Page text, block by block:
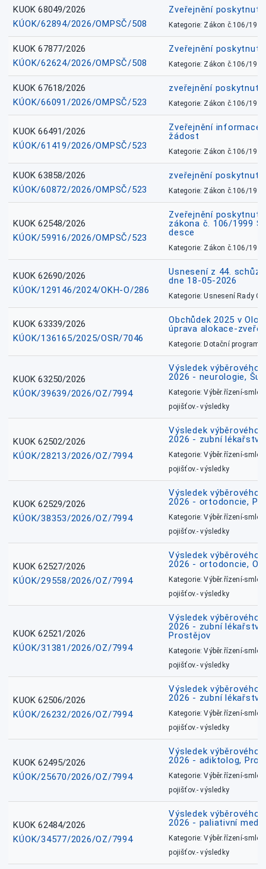
KUOK 68049/2026
KÚOK/62894/2026/OMPSČ/508
Zveřejnění
Kategorie: Zákon č.106/1999
KUOK 67877/2026
KÚOK/62624/2026/OMPSČ/508
Zveřejnění
Kategorie: Zákon č.106/1999
KUOK 67618/2026
KÚOK/66091/2026/OMPSČ/523
zveřejnění
Kategorie: Zákon č.106/1999
KUOK 66491/2026
KÚOK/61419/2026/OMPSČ/523
Zveřejnění informace
žádost
Kategorie: Zákon č.106/1999
KUOK 63858/2026
KÚOK/60872/2026/OMPSČ/523
zveřejnění
Kategorie: Zákon č.106/1999
KUOK 62548/2026
KÚOK/59916/2026/OMPSČ/523
Zveřejnění
zákona č. 106/1999
desce
Kategorie: Zákon č.106/1999
KUOK 62690/2026
KÚOK/129146/2024/OKH-O/286
Usnesení z 44.
dne 18-05-2026
Kategorie: Usnesení Rady
KUOK 63339/2026
KÚOK/136165/2025/OSR/7046
Obchůdek 2025 v
úprava alokace-
Kategorie: Dotační
KUOK 63250/2026
KÚOK/39639/2026/OZ/7994
Výsledek výběrového
2026 - neurologie,
Kategorie: Výběr.řízení-
pojišťov.- výsledky
KUOK 62502/2026
KÚOK/28213/2026/OZ/7994
Výsledek výběrového
2026 - zubní
Kategorie: Výběr.řízení-
pojišťov.- výsledky
KUOK 62529/2026
KÚOK/38353/2026/OZ/7994
Výsledek výběrového
2026 - ortodoncie,
Kategorie: Výběr.řízení-
pojišťov.- výsledky
KUOK 62527/2026
KÚOK/29558/2026/OZ/7994
Výsledek výběrového
2026 - ortodoncie,
Kategorie: Výběr.řízení-
pojišťov.- výsledky
KUOK 62521/2026
KÚOK/31381/2026/OZ/7994
Výsledek výběrového
2026 - zubní
Prostějov
Kategorie: Výběr.řízení-
pojišťov.- výsledky
KUOK 62506/2026
KÚOK/26232/2026/OZ/7994
Výsledek výběrového
2026 - zubní
Kategorie: Výběr.řízení-
pojišťov.- výsledky
KUOK 62495/2026
KÚOK/25670/2026/OZ/7994
Výsledek výběrového
2026 - adiktolog,
Kategorie: Výběr.řízení-
pojišťov.- výsledky
KUOK 62484/2026
KÚOK/34577/2026/OZ/7994
Výsledek výběrového
2026 - paliativní
Kategorie: Výběr.řízení-
pojišťov.- výsledky